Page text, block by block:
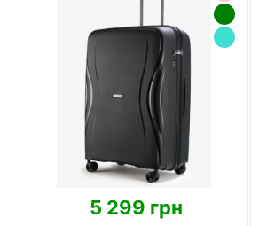
5 299 грн